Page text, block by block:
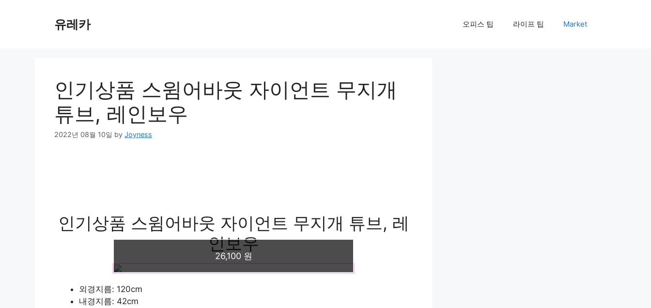
유레카 오피스 팁 라이프 팁 Market
인기상품 스윔어바웃 자이언트 무지개
튜브, 레인보우
2022년 08월 10일 by Joyness
인기상품 스윔어바웃 자이언트 무지개 튜브, 레
인보우
26,100 원
외경지름: 120cm
내경지름: 42cm